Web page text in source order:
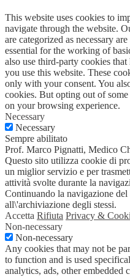
This website uses cookies to
navigate through the website.
are categorized as necessary
essential for the working of
also use third-party cookies
you use this website. These
only with your consent. You
cookies. But opting out of
on your browsing experience.
Necessary
Necessary
Sempre abilitato
Prof. Marco Pignatti, Medico
Questo sito utilizza cookie di
un miglior servizio e per
attività svolte durante la
Continuando la navigazione
all\'archiviazione degli stessi.
Accetta Rifiuta Privacy &
Non-necessary
Non-necessary
Any cookies that may not be
to function and is used
analytics, ads, other embedded